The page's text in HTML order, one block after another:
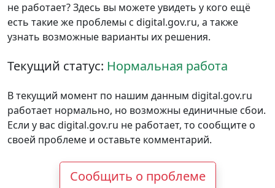
не работает? Здесь вы можете увидеть у кого ещё
есть такие же проблемы с digital.gov.ru, а также
узнать возможные варианты их решения.
Текущий статус: Нормальная работа
В текущий момент по нашим данным digital.gov.ru
работает нормально, но возможны единичные сбои.
Если у вас digital.gov.ru не работает, то сообщите о
своей проблеме и оставьте комментарий.
Сообщить о проблеме